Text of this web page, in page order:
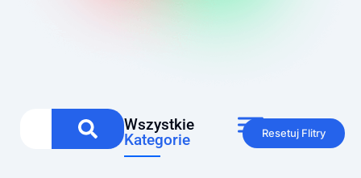
Wszystkie
Kategorie
Resetuj Flitry